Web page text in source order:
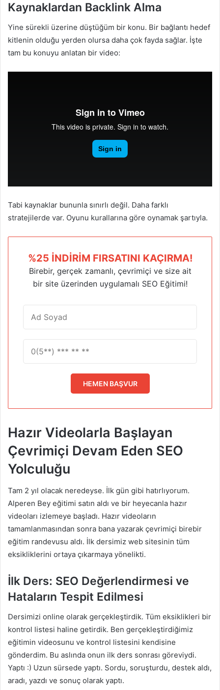
Kaynaklardan Backlink Alma
Yine sürekli üzerine düştüğüm bir konu. Bir bağlantı hedef
kitlenin olduğu yerden olursa daha çok fayda sağlar. İşte
tam bu konuyu anlatan bir video:
Tabi kaynaklar bununla sınırlı değil. Daha farklı
stratejilerde var. Oyunu kurallarına göre oynamak şartıyla.
%25 İNDIRIM FIRSATINI KAÇIRMA!
Birebir, gerçek zamanlı, çevrimiçi ve size ait
bir site üzerinden uygulamalı SEO Eğitimi!
HEMEN BAŞVUR
Hazır Videolarla Başlayan
Çevrimiçi Devam Eden SEO
Yolculuğu
Tam 2 yıl olacak neredeyse. İlk gün gibi hatırlıyorum.
Alperen Bey eğitimi satın aldı ve bir heyecanla hazır
videoları izlemeye başladı. Hazır videoların
tamamlanmasından sonra bana yazarak çevrimiçi birebir
eğitim randevusu aldı. İlk dersimiz web sitesinin tüm
eksikliklerini ortaya çıkarmaya yönelikti.
İlk Ders: SEO Değerlendirmesi ve
Hataların Tespit Edilmesi
Dersimizi online olarak gerçekleştirdik. Tüm eksiklikleri bir
kontrol listesi haline getirdik. Ben gerçekleştirdiğimiz
eğitimin videosunu ve kontrol listesini kendisine
gönderdim. Bu aslında onun ilk ders sonrası göreviydi.
Yaptı :) Uzun sürsede yaptı. Sordu, soruşturdu, destek aldı,
aradı, yazdı ve sonuç olarak yaptı.